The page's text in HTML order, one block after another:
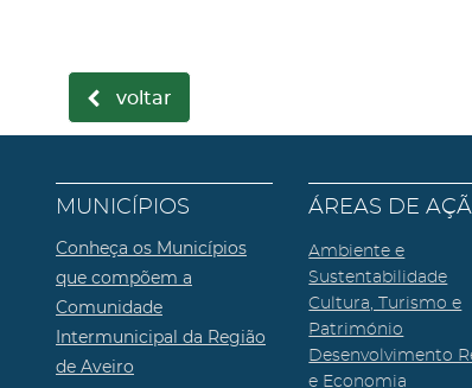
voltar
MUNICÍPIOS
Conheça os Municípios
que compõem a
Comunidade
Intermunicipal da Região
de Aveiro
ÁREAS DE
Ambiente e
Sustentabilidade
Cultura, Turismo e
Património
Desenvolvimento
e Economia